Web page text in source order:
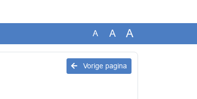
A A A
Vorige pagina